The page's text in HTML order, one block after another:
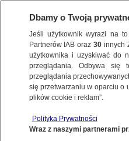
ŚWIAT
starcie oglądało
Dbamy o Twoją
Jeśli użytkownik wyrazi na
Partnerów IAB oraz30 innych
użytkownika i uzyskiwać do
przeglądania. Odbywa się
przeglądania
się przetwarzaniu w oparciu o
plików cookie i reklam”.
Polityka Prywatności
Wraz z naszymi partnerami